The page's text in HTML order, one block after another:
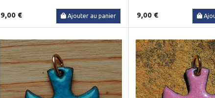
9,00 € Ajouter au panier 9,00 €